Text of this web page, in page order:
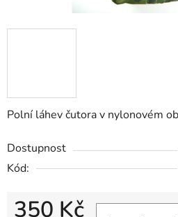
Polní láhev čutora v nylonovém
Dostupnost
Kód:
350 Kč